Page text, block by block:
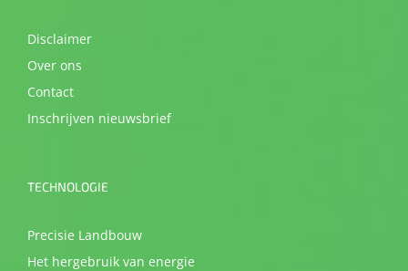
Disclaimer
Over ons
Contact
Inschrijven nieuwsbrief
TECHNOLOGIE
Precisie Landbouw
Het hergebruik van energie